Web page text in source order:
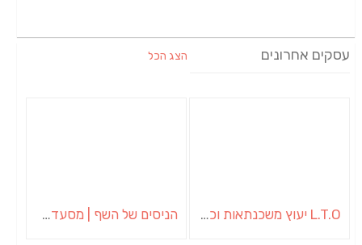
עסקים אחרונים הצג הכל
L.T.O יעוץ משכנתאות וכלכלת משפחה | יועץ משכנתאות באשכול הניסים של השף | מסעדת שף בבית | ארוחות גורמה